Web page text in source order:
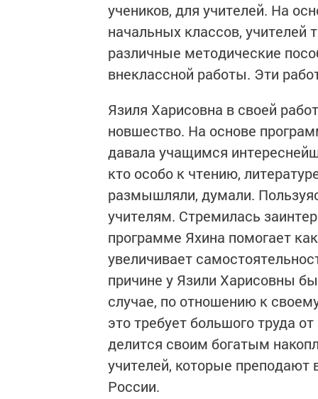
учеников, для учителей. На
начальных классов, учителей
различные методические
внеклассной работы. Эти
Язиля Харисовна в своей
новшество. На основе
давала учащимся
кто особо к чтению,
размышляли, думали.
учителям. Стремилась
программе Яхина помогает
увеличивает
причине у Язили Харисовны
случае, по отношению к
это требует большого труда
делится своим богатым
учителей, которые преподают
России.